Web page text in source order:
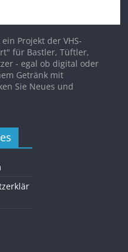
Projekt der VHS-
für Bastler, Tüftler,
- egal ob digital oder
Getränk mit
Sie Neues und